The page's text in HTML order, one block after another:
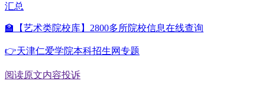
汇总
🏫【艺术类院校库】2800多所院校信息在线查询
👉天津仁爱学院本科招生网专题
阅读原文内容投诉